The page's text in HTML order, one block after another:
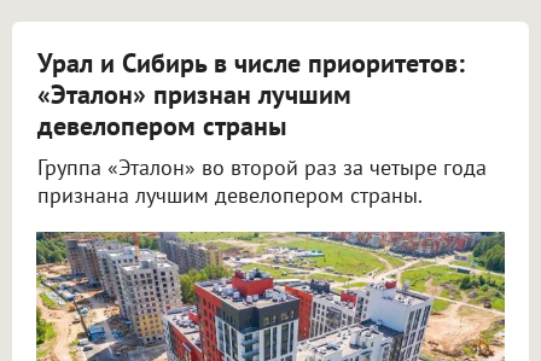
Урал и Сибирь в числе приоритетов:
«Эталон» признан лучшим
девелопером страны
Группа «Эталон» во второй раз за четыре года
признана лучшим девелопером страны.